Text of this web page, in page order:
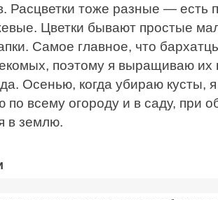
Расцветки тоже разные — есть
Цветки бывают простые
Самое главное, что
поэтому я выращиваю их
Осенью, когда убираю кусты,
по всему огороду и в саду, при
в землю.